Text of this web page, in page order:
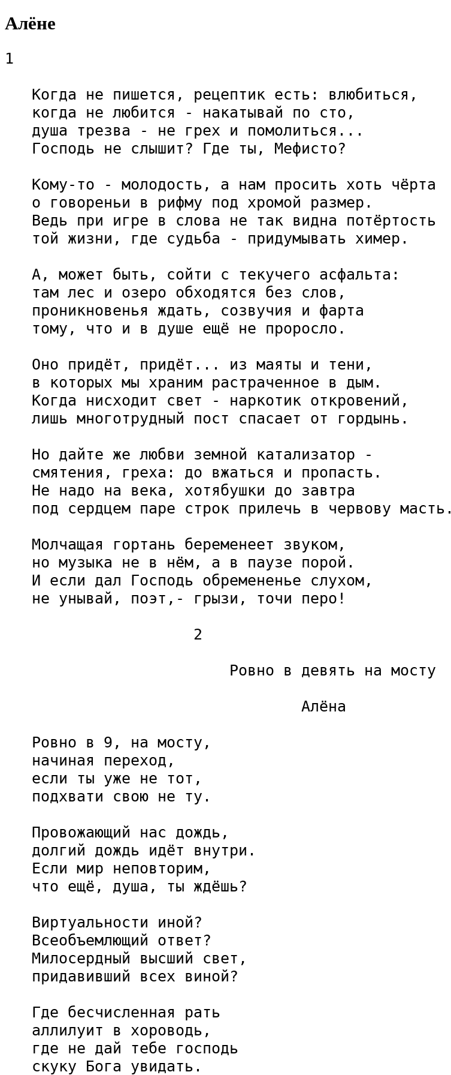
Алёне
1
   Когда не пишется, рецептик есть: влюбиться,
   когда не любится - накатывай по сто,
   душа трезва - не грех и помолиться...
   Господь не слышит? Где ты, Мефисто?
   Кому-то - молодость, а нам просить хоть чёрта
   о говореньи в рифму под хромой размер.
   Ведь при игре в слова не так видна потёртость
   той жизни, где судьба - придумывать химер.
   А, может быть, сойти с текучего асфальта:
   там лес и озеро обходятся без слов,
   проникновенья ждать, созвучия и фарта
   тому, что и в душе ещё не проросло.
   Оно придёт, придёт... из маяты и тени,
   в которых мы храним растраченное в дым.
   Когда нисходит свет - наркотик откровений,
   лишь многотрудный пост спасает от гордынь.
   Но дайте же любви земной катализатор -
   смятения, греха: до вжаться и пропасть.
   Не надо на века, хотябушки до завтра
   под сердцем паре строк прилечь в червову масть.
   Молчащая гортань беременеет звуком,
   но музыка не в нём, а в паузе порой.
   И если дал Господь обремененье слухом,
   не унывай, поэт,- грызи, точи перо!
                     2
                         Ровно в девять на мосту
                                 Алёна
   Ровно в 9, на мосту,
   начиная переход,
   если ты уже не тот,
   подхвати свою не ту.
   Провожающий нас дождь,
   долгий дождь идёт внутри.
   Если мир неповторим,
   что ещё, душа, ты ждёшь?
   Виртуальности иной?
   Всеобъемлющий ответ?
   Милосердный высший свет,
   придавивший всех виной?
   Где бесчисленная рать
   аллилуит в хороводь,
   где не дай тебе господь
   скуку Бога увидать.